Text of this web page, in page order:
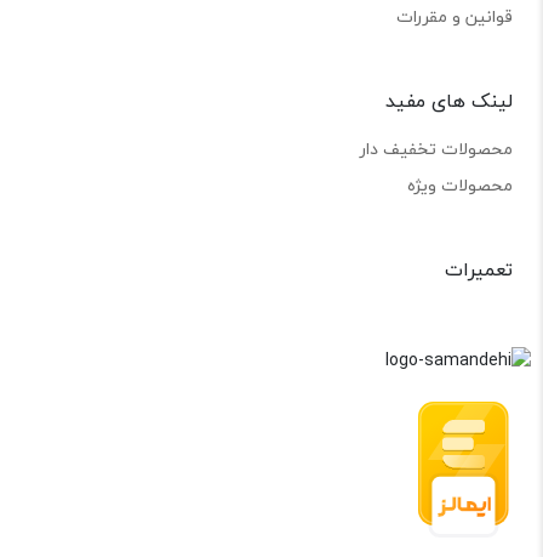
قوانین و مقررات
لینک های مفید
محصولات تخفیف دار
محصولات ویژه
تعمیرات